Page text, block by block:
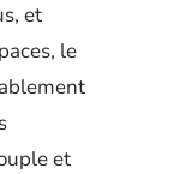
et
le
et